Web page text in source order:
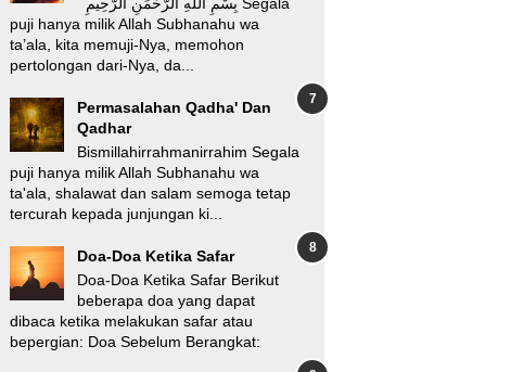
puji hanya milik Allah Subhanahu wa
ta’ala, kita memuji-Nya, memohon
pertolongan dari-Nya, da...
Permasalahan Qadha' Dan
Qadhar
Bismillahirrahmanirrahim Segala
puji hanya milik Allah Subhanahu wa
ta'ala, shalawat dan salam semoga tetap
tercurah kepada junjungan ki...
Doa-Doa Ketika Safar
Doa-Doa Ketika Safar Berikut
beberapa doa yang dapat
dibaca ketika melakukan safar atau
bepergian: Doa Sebelum Berangkat: